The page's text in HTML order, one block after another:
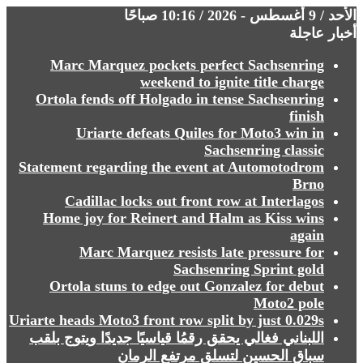
الأحد / 9 أغسطس - 2026 / 10:16 صباحًا
أخبار عاجلة
Marc Marquez pockets perfect Sachsenring
weekend to ignite title charge
Ortola fends off Holgado in tense Sachsenring
finish
Uriarte defeats Quiles for Moto3 win in
Sachsenring classic
Statement regarding the event at Automotodrom
Brno
Cadillac locks out front row at Interlagos
Home joy for Reinert and Halm as Kiss wins
again
Marc Marquez resists late pressure for
Sachsenring Sprint gold
Ortola stuns to edge out Gonzalez for debut
Moto2 pole
Uriarte heads Moto3 front row split by just 0.029s
⁩⁩⁩⁩⁩⁩اللبناني فغالي يحقق رقمُا قياسيًا جديدًا ويتوج بلقب
سباق الحسين لتسلق مرتفع الرمان